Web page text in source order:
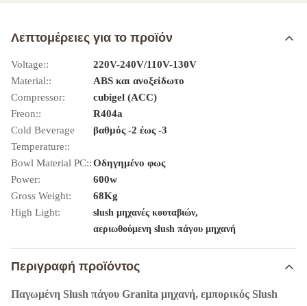
Λεπτομέρειες για το προϊόν
Voltage::
220V-240V/110V-130V
Material::
ABS και ανοξείδωτο
Compressor:
cubigel (ACC)
Freon::
R404a
Cold Beverage
Temperature::
βαθμός -2 έως -3
Bowl Material PC::Οδηγημένο φως
Power:
600w
Gross Weight:
68Kg
High Light:
slush μηχανές κουταβιών,
αεριωθούμενη slush πάγου μηχανή
Περιγραφή προϊόντος
Παγωμένη Slush πάγου Granita μηχανή, εμπορικός Slush